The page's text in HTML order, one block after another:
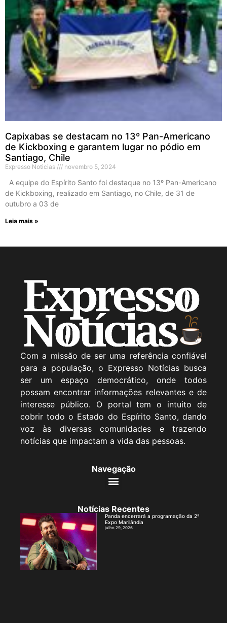
Capixabas se destacam no 13º Pan-Americano
de Kickboxing e garantem lugar no pódio em
Santiago, Chile
Expresso Noticias novembro 5, 2024
A equipe do Espírito Santo foi destaque no 13º Pan-Americano
de Kickboxing, realizado em Santiago, no Chile, de 31 de
outubro a 03 de
Leia mais »
Com a missão de ser uma referência confiável
para a população, o Expresso Notícias busca
ser um espaço democrático, onde todos
possam encontrar informações relevantes e de
interesse público. O portal tem o intuito de
cobrir todo o Estado do Espírito Santo, dando
voz às diversas comunidades e trazendo
notícias que impactam a vida das pessoas.
Navegação
Notícias Recentes
Panda encerrará a programação da 2ª
Expo Marilândia
julho 29, 2026